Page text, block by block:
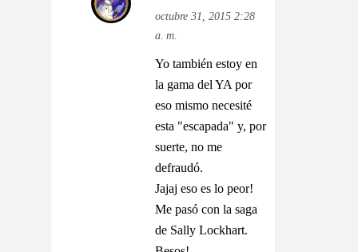
octubre 31, 2015 2:28
a. m.
Yo también estoy en
la gama del YA por
eso mismo necesité
esta "escapada" y, por
suerte, no me
defraudó.
Jajaj eso es lo peor!
Me pasó con la saga
de Sally Lockhart.